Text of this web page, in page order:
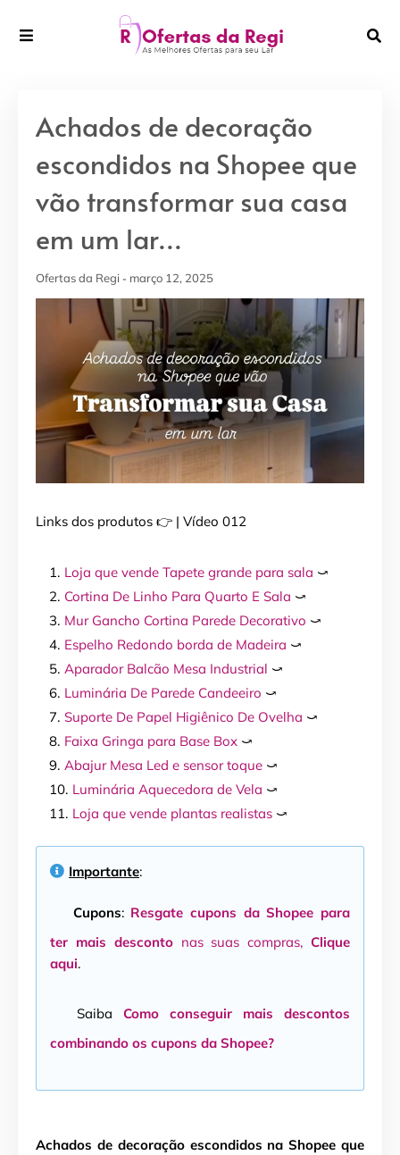
Achados de decoração
escondidos na Shopee que
vão transformar sua casa
em um lar...
Ofertas da Regi março 12, 2025
Links dos produtos 👉 | Vídeo 012
Loja que vende Tapete grande para sala ⤻
Cortina De Linho Para Quarto E Sala ⤻
Mur Gancho Cortina Parede Decorativo ⤻
Espelho Redondo borda de Madeira ⤻
Aparador Balcão Mesa Industrial ⤻
Luminária De Parede Candeeiro ⤻
Suporte De Papel Higiênico De Ovelha ⤻
Faixa Gringa para Base Box ⤻
Abajur Mesa Led e sensor toque ⤻
Luminária Aquecedora de Vela ⤻
Loja que vende plantas realistas ⤻
Importante:
Cupons: Resgate cupons da Shopee para
ter mais descontonas suas compras,Clique
aqui.
Saiba Como conseguir mais descontos
combinando os cupons da Shopee?
Achados de decoração escondidos na Shopee que